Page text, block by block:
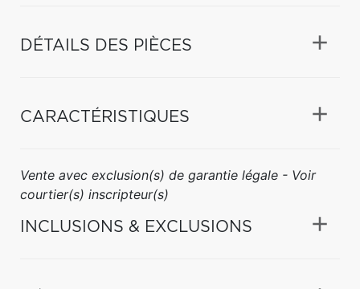
DÉTAILS DES PIÈCES
CARACTÉRISTIQUES
Vente avec exclusion(s) de garantie légale - Voir
courtier(s) inscripteur(s)
INCLUSIONS & EXCLUSIONS